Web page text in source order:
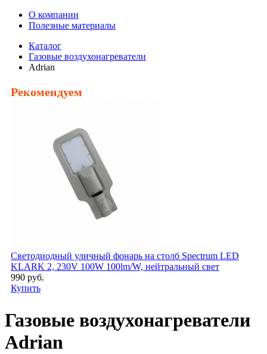
О компании
Полезные материалы
Каталог
Газовые воздухонагреватели
Adrian
Рекомендуем
Светодиодный уличный фонарь на столб Spectrum LED
KLARK 2, 230V 100W 100lm/W, нейтральный свет
990 руб.
Купить
Газовые воздухонагреватели
Adrian